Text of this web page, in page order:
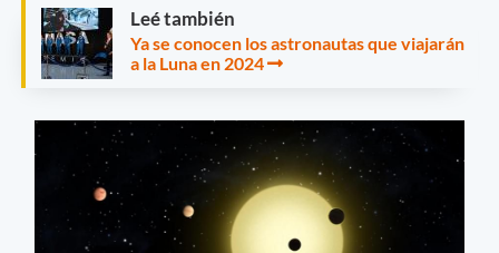
Leé también
Ya se conocen los astronautas que viajarán
a la Luna en 2024